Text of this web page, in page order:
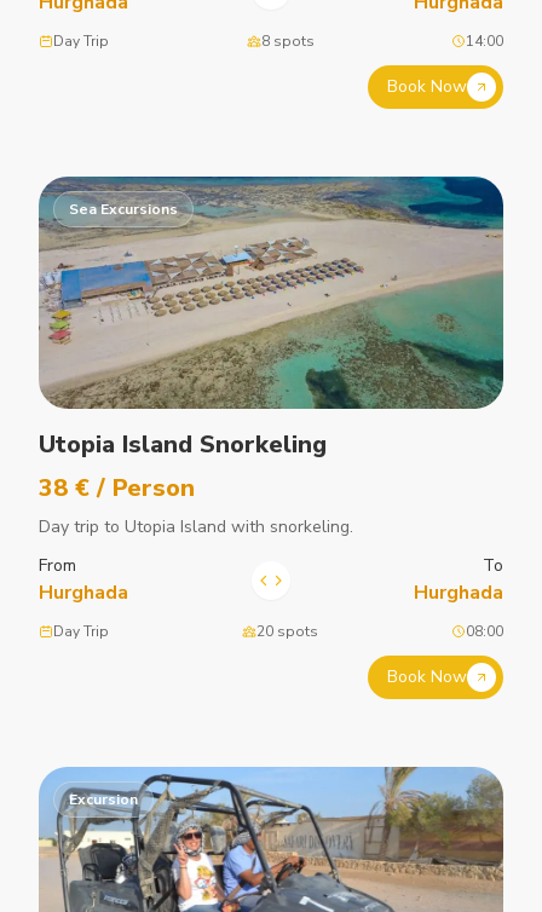
Day Trip 8 spots 14:00
Book Now
Sea Excursions
Utopia Island Snorkeling
38 € / Person
Day trip to Utopia Island with snorkeling.
From
Hurghada
To
Hurghada
Day Trip 20 spots 08:00
Book Now
Excursion